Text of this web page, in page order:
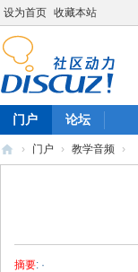
设为首页 收藏本站
门户 论坛
› 门户 › 教学音频 ›
摘要: ·